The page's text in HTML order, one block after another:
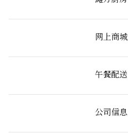
网上商城
午餐配送
公司信息